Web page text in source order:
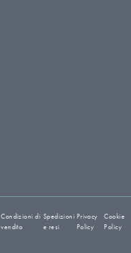
Condizioni di
vendita
Spedizioni
e resi
Privacy
Policy
Cookie
Policy